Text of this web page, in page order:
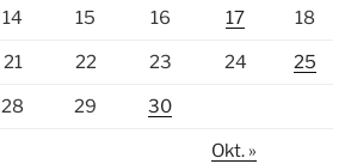
14 15 16 17 18
21 22 23 24 25
28 29 30
Okt. »